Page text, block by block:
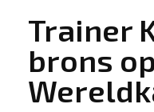
Trainer
brons